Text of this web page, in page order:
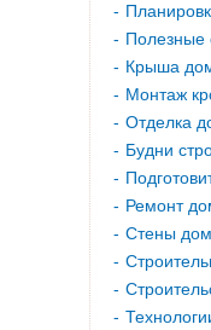
Полезные
Крыша
Монтаж
Отделка
Будни
Ремонт
Стены